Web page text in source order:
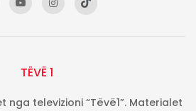
TËVË 1
televizioni “Tëvë1”. Materialet